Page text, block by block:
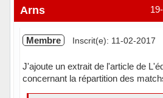
Hors ligne
Arns
Membre Inscrit(e): 11-02-2017
J'ajoute un extrait de l'article de
concernant la répartition des